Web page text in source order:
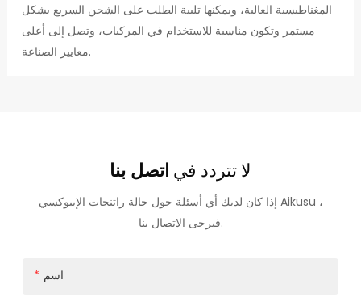
المغناطيسية العالية، ويمكنها تلبية الطلب على الشحن السريع بشكل
مستمر وتكون مناسبة للاستخدام في المركبات، وتصل إلى أعلى
معايير الصناعة.
لا تتردد في اتصل بنا
إذا كان لديك أي أسئلة حول حالة راتنجات الإيبوكسي Aikusu ،
فيرجى الاتصال بنا.
اسم